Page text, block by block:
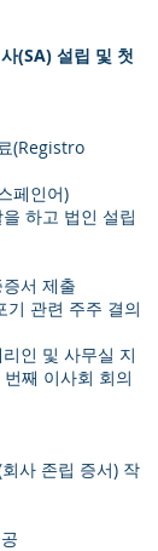
(SA) 설립 및 첫
(Registro
페인어)
하고 법인 설립
서 제출
기 관련 주주 결의
인 및 사무실 지
째 이사회 회의
사 존립 증서) 작